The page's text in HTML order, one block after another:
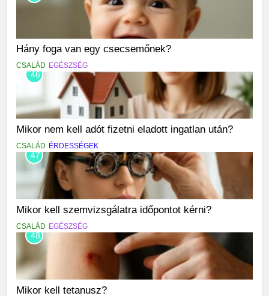
Hány foga van egy csecsemőnek?
CSALÁD EGÉSZSÉG
46
Mikor nem kell adót fizetni eladott ingatlan után?
CSALÁD ÉRDESSÉGEK
47
Mikor kell szemvizsgálatra időpontot kérni?
CSALÁD EGÉSZSÉG
48
Mikor kell tetanusz?